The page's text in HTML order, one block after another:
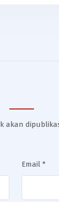
akan
Email *